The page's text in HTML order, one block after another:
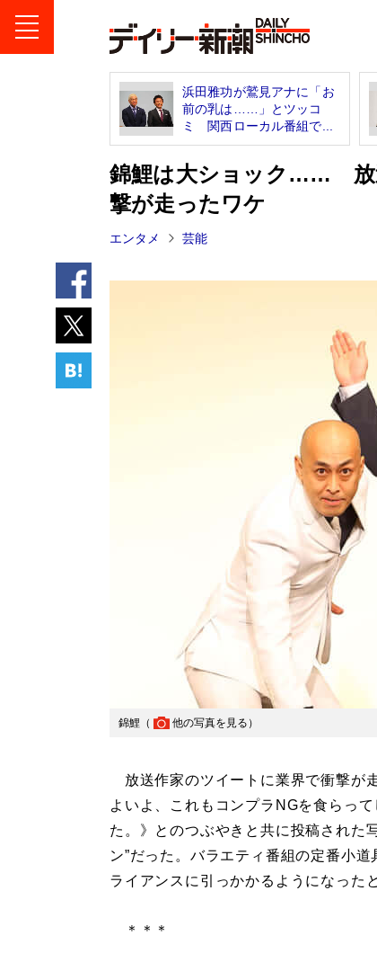
浜田雅功が鷲見アナに「お
前の乳は……」とツッコ
ミ 関西ローカル番組で...
錦鯉は大ショック…… 放
撃が走ったワケ
エンタメ 芸能
錦鯉（ 他の写真を見る ）
放送作家のツイートに業界で衝撃が
よいよ、これもコンプラNGを食らって
た。》とのつぶやきと共に投稿された
ン”だった。バラエティ番組の定番小道
ライアンスに引っかかるようになった
＊＊＊